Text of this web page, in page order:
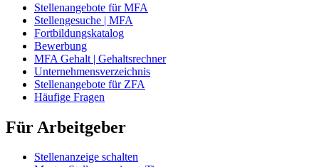
Stellenangebote für MFA
Stellengesuche | MFA
Fortbildungskatalog
Bewerbung
MFA Gehalt | Gehaltsrechner
Unternehmensverzeichnis
Stellenangebote für ZFA
Häufige Fragen
Für Arbeitgeber
Stellenanzeige schalten